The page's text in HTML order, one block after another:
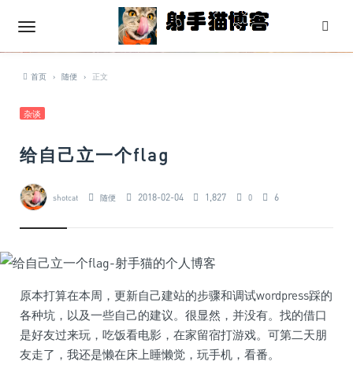
首页 › 随便 › 正文
杂谈
给自己立一个flag
shotcat 随便 2018-02-04 1,827 0 6
原本打算在本周，更新自己建站的步骤和调试wordpress踩的
各种坑，以及一些自己的建议。很显然，并没有。找的借口
是好友过来玩，吃饭看电影，在家留宿打游戏。可第二天朋
友走了，我还是懒在床上睡懒觉，玩手机，看番。